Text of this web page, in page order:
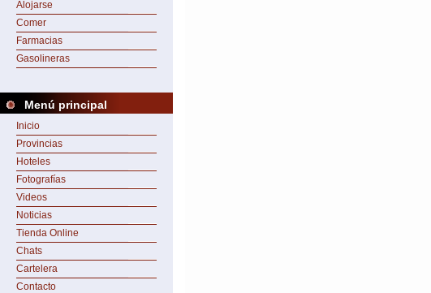
Alojarse
Comer
Farmacias
Gasolineras
Menú principal
Inicio
Provincias
Hoteles
Fotografías
Videos
Noticias
Tienda Online
Chats
Cartelera
Contacto